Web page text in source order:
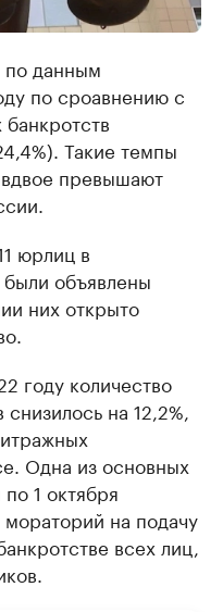
по данным
по сроавнению с
Такие темпы
вдвое превышают
юрлиц в
объявлены
них открыто
году количество
на 12,2%,
Одна из основных
1 октября
на подачу
всех лиц,